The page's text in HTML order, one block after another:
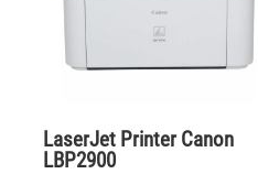
LaserJet Printer Canon
LBP2900